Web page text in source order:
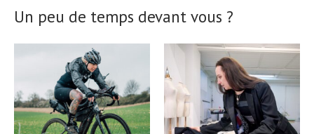
article.
Un peu de temps devant vous ?